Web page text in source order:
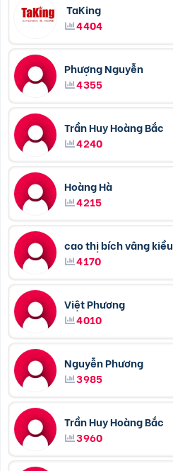
TaKing
4404
Phượng Nguyễn
4355
Trần Huy Hoàng Bắc
4240
Hoàng Hà
4215
cao thị bích vâng kiều
4170
Việt Phương
4010
Nguyễn Phương
3985
Trần Huy Hoàng Bắc
3960